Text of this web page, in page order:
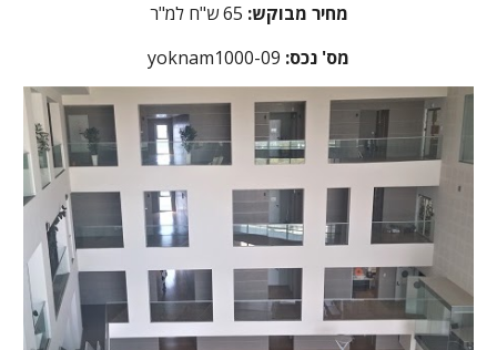
מחיר מבוקש: 65ש"ח למ"ר
yoknam1000-09 :מס' נכס